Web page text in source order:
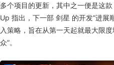
多个项目的更新，其中之一便是这
Up 指出，下一部 剑星 的开发“进展
入策略，旨在从第一天起就最大限
众”。